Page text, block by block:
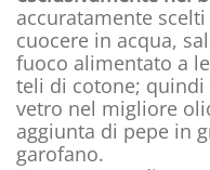
accuratamente
cuocere in acqua,
fuoco alimentato a
teli di cotone;
vetro nel migliore
aggiunta di pepe in
garofano.